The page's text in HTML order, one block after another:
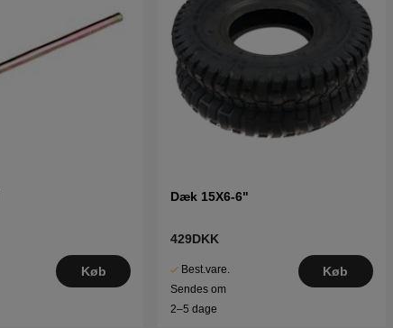
Køb
Dæk 15X6-6"
429DKK
Best.vare.
Sendes om
2–5 dage
Køb